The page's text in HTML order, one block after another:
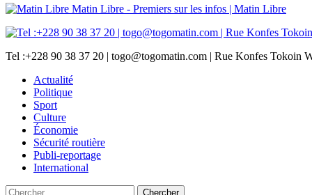
Matin Libre - Premiers sur les infos | Matin Libre
Tel :+228 90 38 37 20 | togo@togomatin.com | Rue Konfes Tokoin
Actualité
Politique
Sport
Culture
Économie
Sécurité routière
Publi-reportage
International